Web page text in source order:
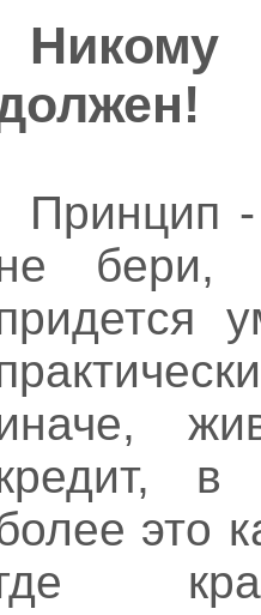
Принцип
бери,
в
это